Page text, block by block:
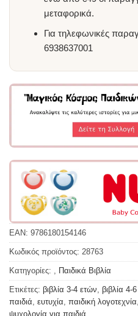
μεταφορικά.
Για τηλεφωνικές
6938637001
EAN: 9786180154146
Κωδικός προϊόντος: 28763
Κατηγορίες: , Παιδικά Βιβλία
Ετικέτες: βιβλία 3-4 ετών, βιβλία 4-
παιδιά, ευτυχία, παιδική λογοτεχνία,
ψυχολογία για παιδιά